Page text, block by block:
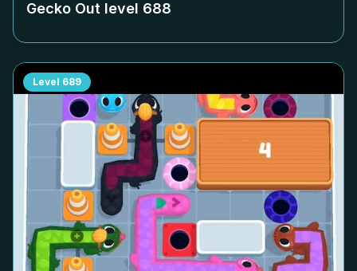
Gecko Out level 688
Level 689